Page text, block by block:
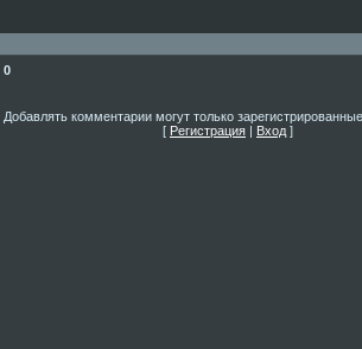
0
Добавлять комментарии могут только
[ Регистрация Вход ]